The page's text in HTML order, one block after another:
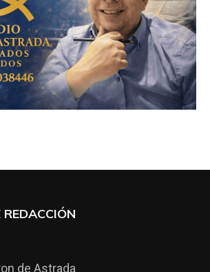
REDACCIÓN
de Astrada